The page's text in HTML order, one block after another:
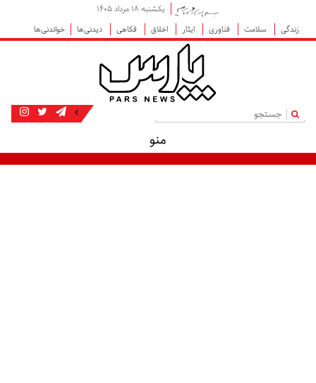
یکشنبه ۱۸ مرداد ۱۴۰۵
زندگی
سلامت فناوری ایثار اخلاق فکاهی دیدنی‌ها خواندنی‌ها
|
منو